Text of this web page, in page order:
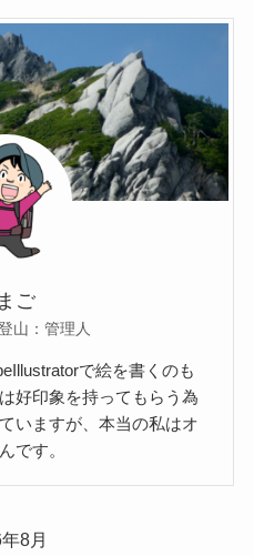
ご
山：管理人
で絵を書くのも
好印象を持ってもらう為
いますが、本当の私はオ
です。
8月